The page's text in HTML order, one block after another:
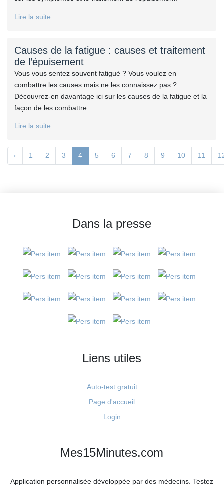
Lire la suite
Causes de la fatigue : causes et traitement
de l’épuisement
Vous vous sentez souvent fatigué ? Vous voulez en
combattre les causes mais ne les connaissez pas ?
Découvrez-en davantage ici sur les causes de la fatigue et la
façon de les combattre.
Lire la suite
‹ 1 2 3 4 5 6 7 8 9 10 11
Mes15Minutes.com
Application personnalisée développée par des médecins. Testez
Liens utiles
Auto-test gratuit
Page d'accueil
Login
Dans la presse